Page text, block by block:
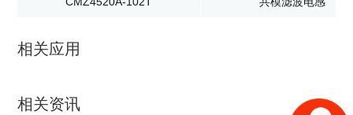
相关应用
相关资讯